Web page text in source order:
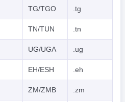
TG/TGO .tg
TN/TUN .tn
UG/UGA .ug
EH/ESH .eh
ZM/ZMB .zm